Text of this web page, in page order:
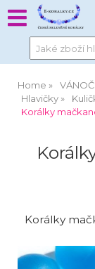
Home
Hlavičky
Korálky
Korálky